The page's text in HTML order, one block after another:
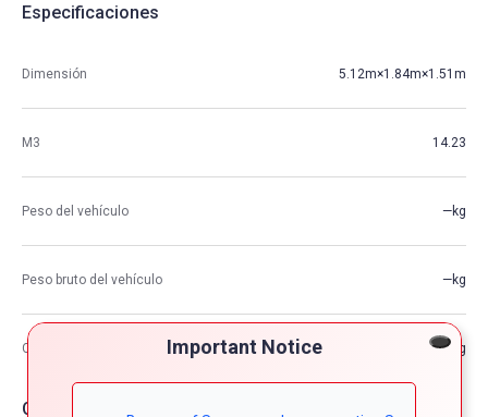
Important Notice
Especificaciones
Dimensión 5.12m×1.84m×1.51m
M3 14.23
Peso del vehículo —kg
Peso bruto del vehículo —kg
Capacidad de carga máxima —kg
Opciones de coche